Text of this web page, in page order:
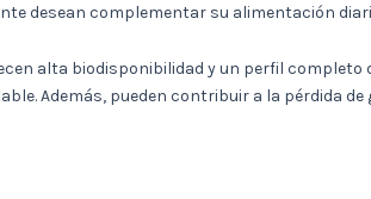
desean complementar su alimentación
alta biodisponibilidad y un perfil completo
Además, pueden contribuir a la pérdida